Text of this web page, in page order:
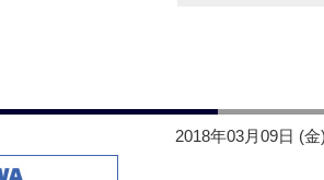
2018年03月09日 (金)